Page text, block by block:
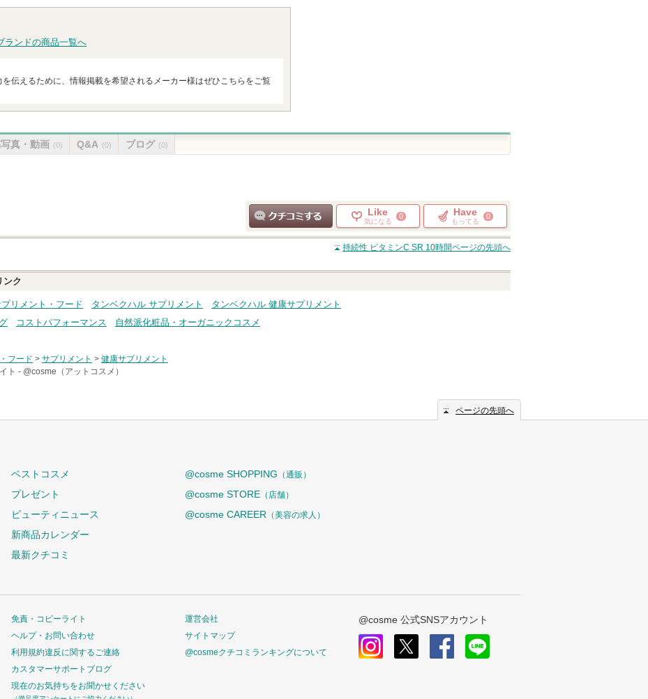
ランドの商品一覧へ
伝えるために、情報掲載を希望されるメーカー様はぜひこちらをご覧
真・動画 (0) Q&A (0) ブログ (0)
クチコミする
Like
気になる
0 Have
もってる
0
持続性 ビタミンC SR 10時間ページの先頭へ
ンク
リメント・フード タンベクハル サプリメント
タンベクハル 健康サプリメント
コストパフォーマンス 自然派化粧品・オーガニックコスメ
フード > サプリメント > 健康サプリメント
ト - @cosme（アットコスメ）
ページの先頭へ
ベストコスメ
プレゼント
ビューティニュース
新商品カレンダー
最新クチコミ
@cosme SHOPPING （通販）
@cosme STORE （店舗）
@cosme CAREER （美容の求人）
免責・コピーライト
ヘルプ・お問い合わせ
利用規約違反に関するご連絡
カスタマーサポートブログ
現在のお気持ちをお聞かせください
運営会社
サイトマップ
@cosmeクチコミランキングについて
@cosme 公式SNSアカウント